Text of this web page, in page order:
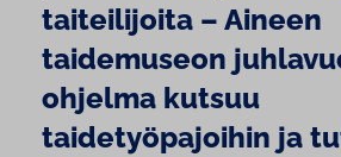
taiteilijoita – Aineen
taidemuseon
ohjelma kutsuu
taidetyöpajoihin ja